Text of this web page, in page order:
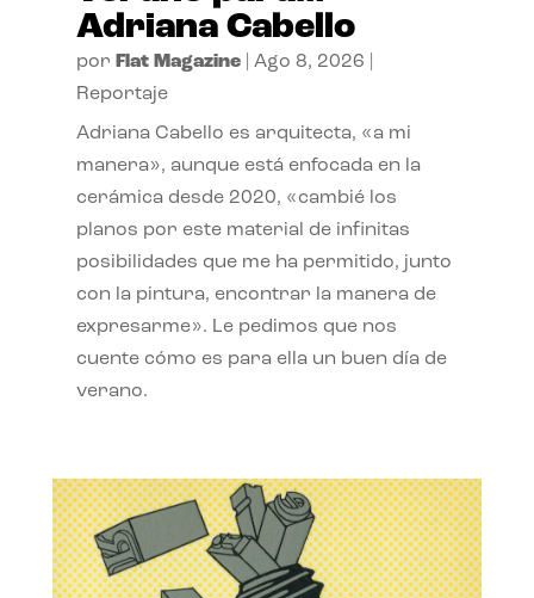
Adriana Cabello
por Flat Magazine| Ago 8, 2026
Reportaje
Adriana Cabello es arquitecta, «a mi
manera», aunque está enfocada en la
cerámica desde 2020, «cambié los
planos por este material de infinitas
posibilidades que me ha permitido, junto
con la pintura, encontrar la manera de
expresarme». Le pedimos que nos
cuente cómo es para ella un buen día de
verano.